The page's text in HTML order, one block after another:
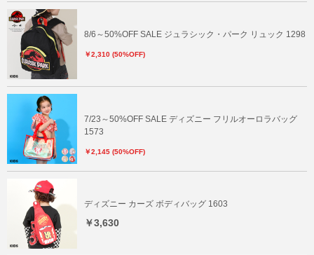
8/6～50%OFF SALE ジュラシック・パーク リュック 1298
￥2,310 (50%OFF)
7/23～50%OFF SALE ディズニー フリルオーロラバッグ
1573
￥2,145 (50%OFF)
ディズニー カーズ ボディバッグ 1603
￥3,630